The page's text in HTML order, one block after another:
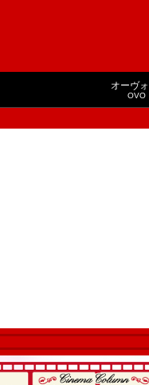
オーヴォ
OVO